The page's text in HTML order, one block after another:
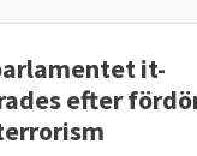
it-
efter